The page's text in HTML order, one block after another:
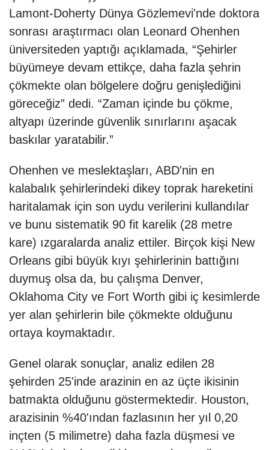
Lamont-Doherty Dünya Gözlemevi'nde doktora
sonrası araştırmacı olan Leonard Ohenhen
üniversiteden yaptığı açıklamada, “Şehirler
büyümeye devam ettikçe, daha fazla şehrin
çökmekte olan bölgelere doğru genişlediğini
göreceğiz” dedi. “Zaman içinde bu çökme,
altyapı üzerinde güvenlik sınırlarını aşacak
baskılar yaratabilir.”
Ohenhen ve meslektaşları, ABD'nin en
kalabalık şehirlerindeki dikey toprak hareketini
haritalamak için son uydu verilerini kullandılar
ve bunu sistematik 90 fit karelik (28 metre
kare) ızgaralarda analiz ettiler. Birçok kişi New
Orleans gibi büyük kıyı şehirlerinin battığını
duymuş olsa da, bu çalışma Denver,
Oklahoma City ve Fort Worth gibi iç kesimlerde
yer alan şehirlerin bile çökmekte olduğunu
ortaya koymaktadır.
Genel olarak sonuçlar, analiz edilen 28
şehirden 25'inde arazinin en az üçte ikisinin
batmakta olduğunu göstermektedir. Houston,
arazisinin %40'ından fazlasının her yıl 0,20
inçten (5 milimetre) daha fazla düşmesi ve